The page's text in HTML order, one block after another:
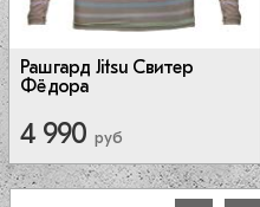
Рашгард Jitsu Свитер
Фёдора
4 990 руб